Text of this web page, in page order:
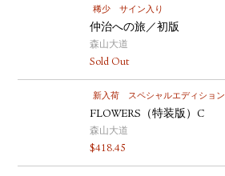
稀少 サイン入り
仲治への旅／初版
森山大道
Sold Out
新入荷 スペシャルエディション
FLOWERS（特装版）C
森山大道
$418.45